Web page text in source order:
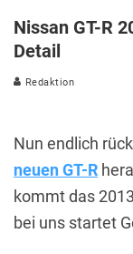
Nissan GT-R
Detail
Redaktion
Nun endlich
neuen GT-R
kommt das
bei uns startet